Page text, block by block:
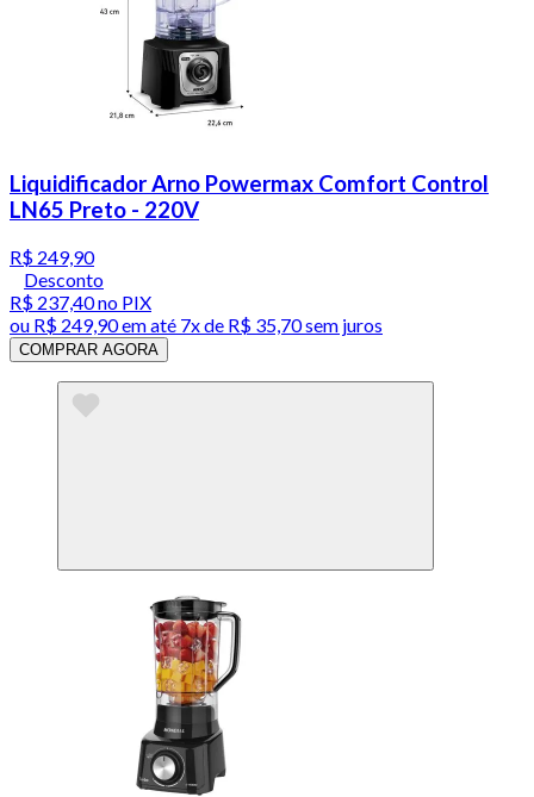
Liquidificador Arno Powermax Comfort Control
LN65 Preto - 220V
R$ 249,90
Desconto
R$ 237,40no PIX
ou R$ 249,90em até 7x de R$ 35,70 sem juros
COMPRAR AGORA